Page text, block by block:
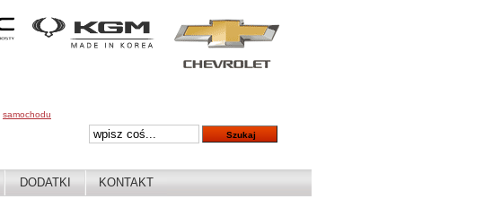
samochodu
DODATKI KONTAKT